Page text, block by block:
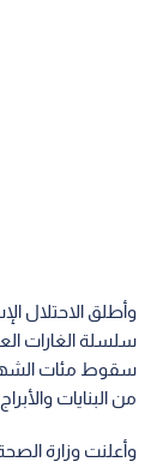
وأطلق الاحتلال
سلسلة الغارات
سقوط مئات
من البنايات
وأعلنت وزارة